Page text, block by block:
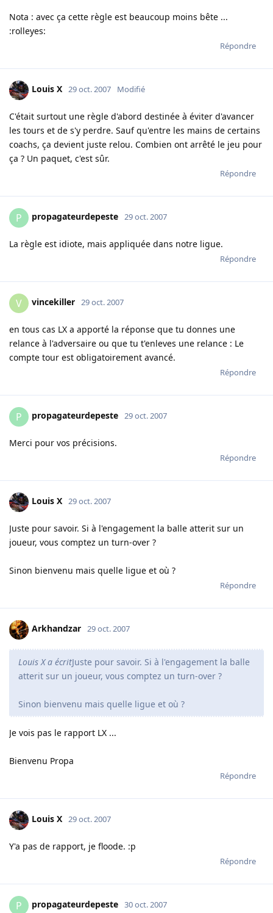
Nota : avec ça cette règle est beaucoup moins bête ...
:rolleyes:
Répondre
Louis X 29 oct. 2007 Modifié
C'était surtout une règle d'abord destinée à éviter d'avancer
les tours et de s'y perdre. Sauf qu'entre les mains de certains
coachs, ça devient juste relou. Combien ont arrêté le jeu pour
ça ? Un paquet, c'est sûr.
Répondre
P propagateurdepeste 29 oct. 2007
La règle est idiote, mais appliquée dans notre ligue.
Répondre
V vincekiller 29 oct. 2007
en tous cas LX a apporté la réponse que tu donnes une
relance à l'adversaire ou que tu t'enleves une relance : Le
compte tour est obligatoirement avancé.
Répondre
P propagateurdepeste 29 oct. 2007
Merci pour vos précisions.
Répondre
Louis X 29 oct. 2007
Juste pour savoir. Si à l'engagement la balle atterit sur un
joueur, vous comptez un turn-over ?
Sinon bienvenu mais quelle ligue et où ?
Répondre
Arkhandzar 29 oct. 2007
Louis X a écritJuste pour savoir. Si à l'engagement la balle
atterit sur un joueur, vous comptez un turn-over ?
Sinon bienvenu mais quelle ligue et où ?
Je vois pas le rapport LX ...
Bienvenu Propa
Répondre
Louis X 29 oct. 2007
Y'a pas de rapport, je floode. :p
Répondre
P propagateurdepeste 30 oct. 2007